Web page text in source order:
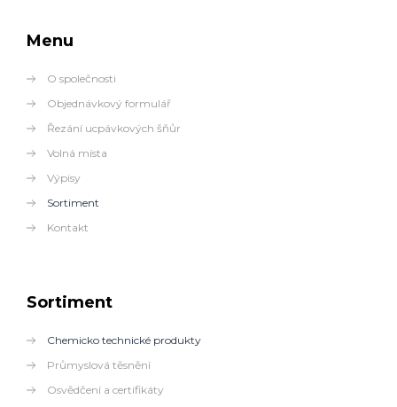
Menu
O společnosti
Objednávkový formulář
Řezání ucpávkových šňůr
Volná místa
Výpisy
Sortiment
Kontakt
Sortiment
Chemicko technické produkty
Průmyslová těsnění
Osvědčení a certifikáty